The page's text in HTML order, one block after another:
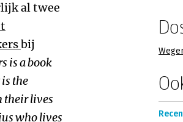
al twee
bij
is a book
the
their lives
who lives